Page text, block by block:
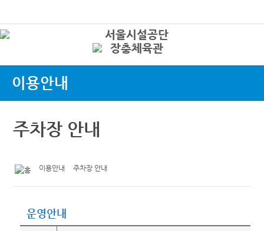
이용안내
주차장 안내
이용안내 주차장 안내
운영안내